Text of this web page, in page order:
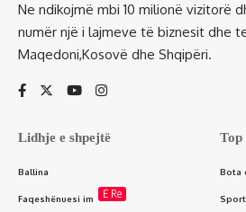
Ne ndikojmë mbi 10 milionë vizitorë
numër një i lajmeve të biznesit dhe
Maqedoni,Kosovë dhe Shqipëri.
Lidhje e shpejtë
Ballina
Faqeshënuesi im E Re
Bota
Sport